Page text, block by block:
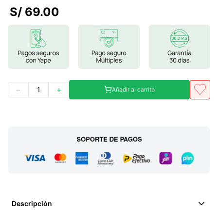
stevia
9.
ashwagandha
S/ 69.00
＋
－ Añadir al carrito
Descripción